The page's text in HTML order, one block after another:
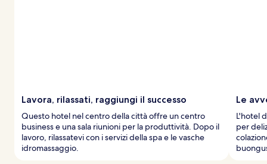
Lavora, rilassati, raggiungi il successo
Questo hotel nel centro della città offre un centro
business e una sala riunioni per la produttività. Dopo il
lavoro, rilassatevi con i servizi della spa e le vasche
idromassaggio.
Le
L'hotel
per